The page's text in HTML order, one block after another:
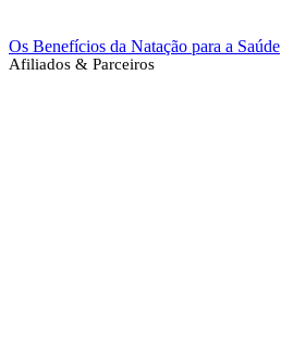
Os Benefícios da Natação para a Saúde
Afiliados & Parceiros